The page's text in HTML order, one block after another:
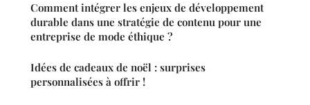
Comment intégrer les enjeux de développement
durable dans une stratégie de contenu pour une
entreprise de mode éthique ?
Idées de cadeaux de noël : surprises
personnalisées à offrir !